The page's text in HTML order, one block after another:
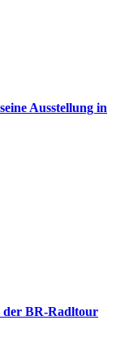
Ausstellung in
der BR-Radltour